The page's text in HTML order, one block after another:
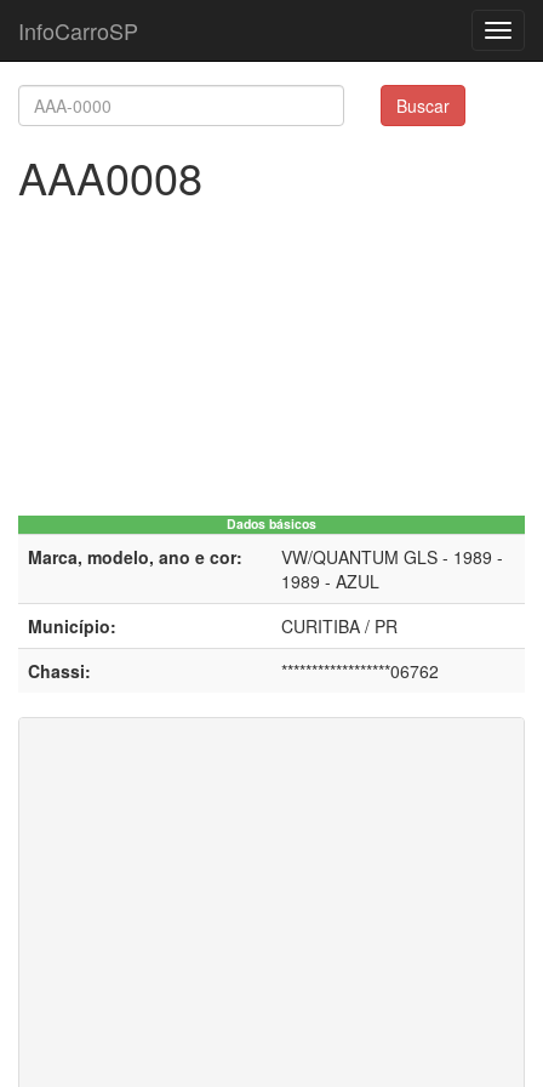
InfoCarroSP
Buscar
AAA0008
Dados básicos
Marca, modelo, ano e cor:
VW/QUANTUM GLS - 1989 -
1989 - AZUL
Município:
CURITIBA / PR
Chassi:
******************06762